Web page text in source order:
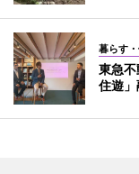
暮らす・
東急
住遊